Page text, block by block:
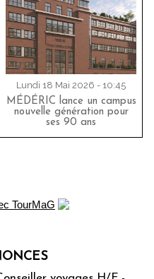
Lundi 18 Mai 2026 - 10:45
MÉDÉRIC lance un campus
nouvelle génération pour
ses 90 ans